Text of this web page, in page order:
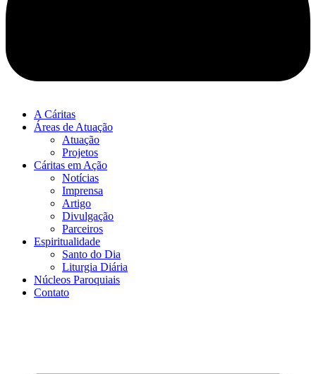
A Cáritas
Áreas de Atuação
Atuação
Projetos
Cáritas em Ação
Notícias
Imprensa
Artigo
Divulgação
Parceiros
Espiritualidade
Santo do Dia
Liturgia Diária
Núcleos Paroquiais
Contato